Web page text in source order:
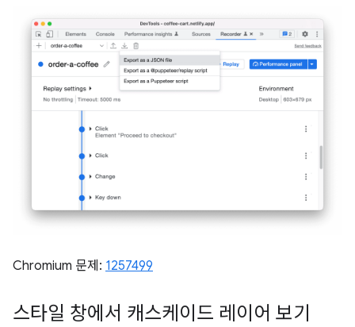
Chromium 문제: 1257499
스타일 창에서 캐스케이드 레이어 보기